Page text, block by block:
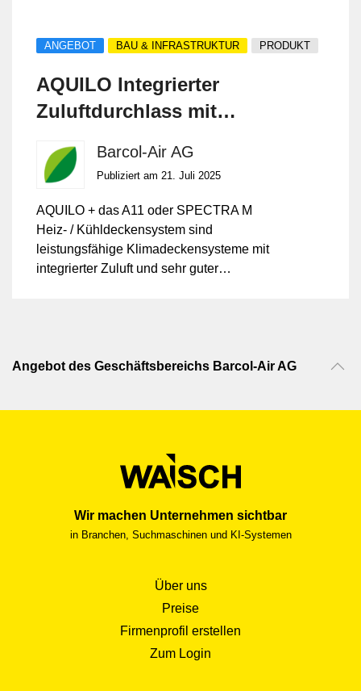
ANGEBOT BAU & INFRASTRUKTUR PRODUKT
AQUILO Integrierter
Zuluftdurchlass mit
Massenanbindung
Barcol-Air AG
Publiziert am 21. Juli 2025
AQUILO + das A11 oder SPECTRA M
Heiz- / Kühldeckensystem sind
leistungsfähige Klimadeckensysteme mit
integrierter Zuluft und sehr guter
Angebot des Geschäftsbereichs Barcol-Air AG
Wir machen Unternehmen sichtbar
in Branchen, Suchmaschinen und KI-Systemen
Über uns
Preise
Firmenprofil erstellen
Zum Login